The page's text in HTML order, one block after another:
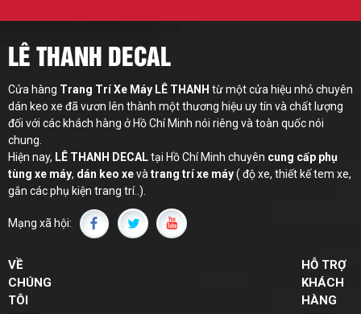
LÊ THANH DECAL
Cửa hàng Trang Trí Xe Máy LÊ THANH từ một cửa hiệu nhỏ chuyên
dán keo xe đã vươn lên thành một thương hiệu uy tín và chất lượng
đối với các khách hàng ở Hồ Chí Minh nói riêng và toàn quốc nói
chung.
Hiện nay, LÊ THANH DECALtại Hồ Chí Minh chuyên cung cấp phụ
tùng xe máy, dán keo xevà trang trí xe máy( độ xe, thiết kế tem xe,
gắn các phụ kiện trang trí..).
Mạng xã hội:
VỀ
CHÚNG
TÔI
HỖ TRỢ
KHÁCH
HÀNG